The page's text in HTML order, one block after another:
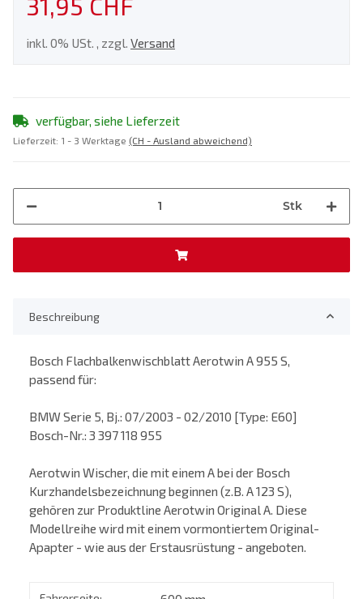
inkl. 0% USt. , zzgl. Versand
verfügbar, siehe Lieferzeit
Lieferzeit: 1 - 3 Werktage (CH - Ausland abweichend)
Stk
Beschreibung
Bosch Flachbalkenwischblatt Aerotwin A 955 S,
passend für:
BMW Serie 5, Bj.: 07/2003 - 02/2010 [Type: E60]
Bosch-Nr.: 3 397 118 955
Aerotwin Wischer, die mit einem A bei der Bosch
Kurzhandelsbezeichnung beginnen (z.B. A 123 S),
gehören zur Produktline Aerotwin Original A. Diese
Modellreihe wird mit einem vormontiertem Original-
Apapter - wie aus der Erstausrüstung - angeboten.